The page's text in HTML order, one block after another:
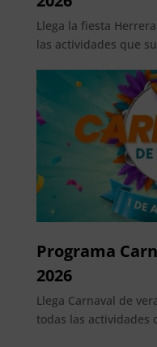
Llega la fiesta
las actividades que
Programa
2026
Llega Carnaval de
todas las actividades